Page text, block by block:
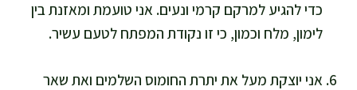
כדי להגיע למרקם קרמי ונעים. אני טועמת ומאזנת בין
לימון, מלח וכמון, כי זו נקודת המפתח לטעם עשיר.
אני יוצקת מעל את יתרת החומוס השלמים ואת שאר